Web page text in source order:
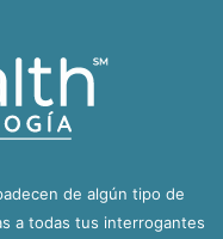
de algún tipo de
a todas tus interrogantes